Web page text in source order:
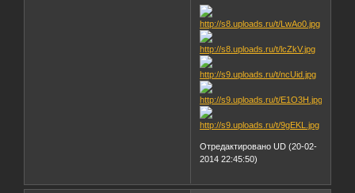
Отредактировано UD (20-02-
2014 22:45:50)